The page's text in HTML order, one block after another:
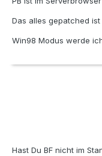
Das alles gepatched
Win98 Modus werde
Hast Du BF nicht im